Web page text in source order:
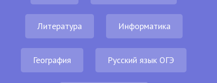
Литература Информатика
География Русский язык ОГЭ